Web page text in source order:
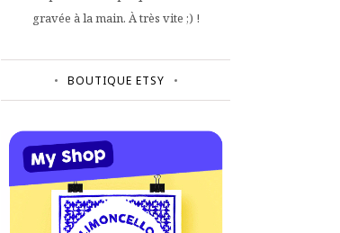
gravée à la main. À très vite ;) !
BOUTIQUE ETSY